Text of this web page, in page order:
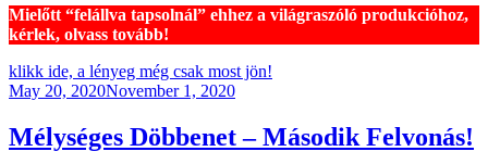
Mielőtt “felállva tapsolnál” ehhez a világraszóló produkcióhoz,
kérlek, olvass tovább!
klikk ide, a lényeg még csak most jön!
Posted
May 20, 2020November 1, 2020
Mélységes Döbbenet – Második Felvonás!